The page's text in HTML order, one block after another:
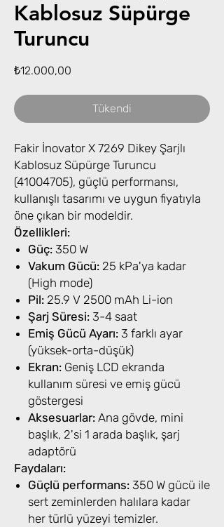
Kablosuz Süpürge
Turuncu
₺12.000,00
Tükendi
Fakir İnovator X 7269 Dikey Şarjlı
Kablosuz Süpürge Turuncu
(41004705), güçlü performansı,
kullanışlı tasarımı ve uygun fiyatıyla
öne çıkan bir modeldir.
Özellikleri:
Güç: 350 W
Vakum Gücü: 25 kPa'ya kadar
(High mode)
Pil: 25.9 V 2500 mAh Li-ion
Şarj Süresi: 3-4 saat
Emiş Gücü Ayarı: 3 farklı ayar
(yüksek-orta-düşük)
Ekran: Geniş LCD ekranda
kullanım süresi ve emiş gücü
göstergesi
Aksesuarlar: Ana gövde, mini
başlık, 2'si 1 arada başlık, şarj
adaptörü
Faydaları:
Güçlü performans: 350 W gücü ile
sert zeminlerden halılara kadar
her türlü yüzeyi temizler.